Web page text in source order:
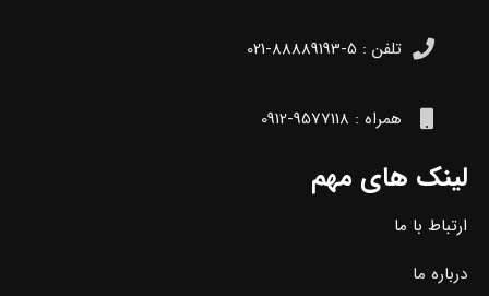
تلفن : 5-88889193-021
همراه : 9577118-0912
لینک های مهم
ارتباط با ما
درباره ما